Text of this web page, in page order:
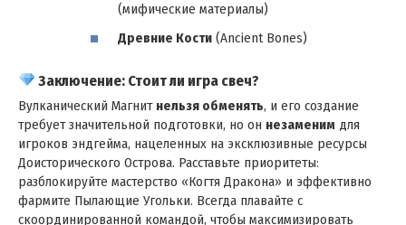
(мифические материалы)
Древние Кости (Ancient Bones)
Заключение: Стоит ли игра свеч?
Вулканический Магнит нельзя обменять, и его создание
требует значительной подготовки, но он незаменим для
игроков эндгейма, нацеленных на эксклюзивные ресурсы
Доисторического Острова. Расставьте приоритеты:
разблокируйте мастерство «Когтя Дракона» и эффективно
фармите Пылающие Угольки. Всегда плавайте с
скоординированной командой, чтобы максимизировать